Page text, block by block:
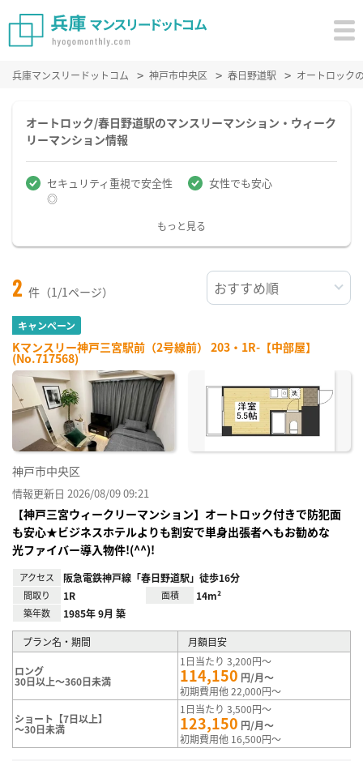
兵庫マンスリードットコム 神戸市中央区 春日野道駅 オートロック
オートロック/春日野道駅のマンスリーマンション・ウィーク
リーマンション情報
セキュリティ重視で安全性
◎
女性でも安心
もっと見る
2 件（1/1ページ）
キャンペーン
Kマンスリー神戸三宮駅前（2号線前） 203・1R-【中部屋】
(No.717568)
神戸市中央区
情報更新日 2026/08/09 09:21
【神戸三宮ウィークリーマンション】オートロック付きで防犯面
も安心★ビジネスホテルよりも割安で単身出張者へもお勧めな
光ファイバー導入物件!(^^)!
アクセス 阪急電鉄神戸線「春日野道駅」徒歩16分
間取り 1R 面積 14m²
築年数 1985年 9月 築
プラン名・期間 月額目安
ロング
30日以上～360日未満
1日当たり 3,200円～
114,150 円/月～
初期費用他 22,000円～
ショート【7日以上】
～30日未満
1日当たり 3,500円～
123,150 円/月～
初期費用他 16,500円～